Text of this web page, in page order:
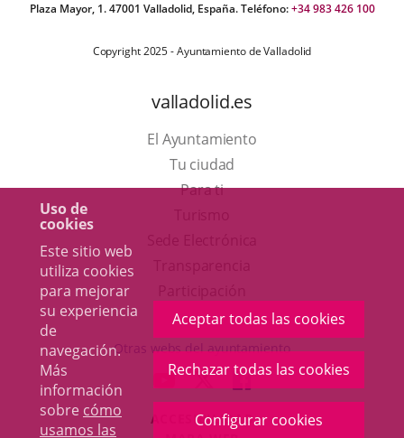
Uso de
cookies
Este sitio web
utiliza cookies
para mejorar
su experiencia
de
navegación.
Más
información
sobre cómo
usamos las
Aceptar todas las cookies
Rechazar todas las cookies
Configurar cookies
Plaza Mayor, 1. 47001 Valladolid, España. Teléfono:+34 983 426 100
Copyright 2025 - Ayuntamiento de Valladolid
valladolid.es
El Ayuntamiento
Tu ciudad
Para ti
en
una
ventana
nueva.
aplicación
externa.
Otras webs del ayuntamiento
ENLACE
A
UNA
ENLACE
A
UNA
ENLACE
A
UNA
ACCESIBILIDAD